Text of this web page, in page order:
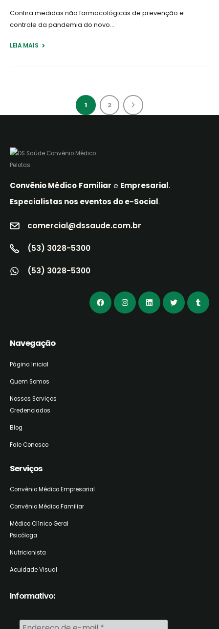
Confira medidas não farmacológicas de prevenção e
controle da pandemia do novo...
LEIA MAIS +
1 2
Convênio Médico Familiar e Empresarial.
Especialistas nos eventos do e-Social.
comercial@dssaude.com.br
(53) 3028-5300
(53) 3028-5300
Navegação
Página Inicial
Quem Somos
Nossos Serviços
Credenciados
Blog
Fale Conosco
Serviços
Convênio Médico Empresarial
Convênio Médico Familiar
Médico Clínico Geral
Psicóloga
Nutricionista
Acuidade Visual
Informativo: